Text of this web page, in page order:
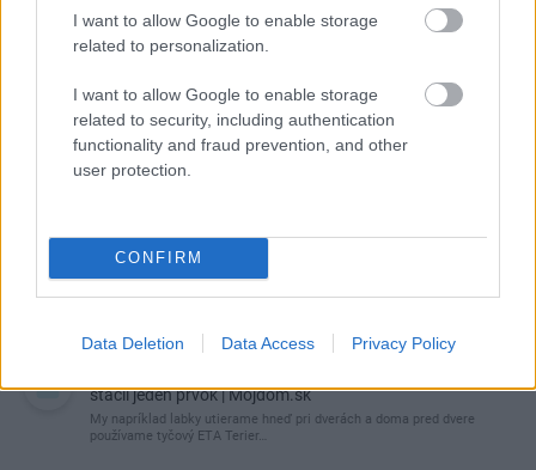
I want to allow Google to enable storage
related to personalization.
I want to allow Google to enable storage
related to security, including authentication
functionality and fraud prevention, and other
user protection.
CONFIRM
Data Deletion Data Access Privacy Policy
Najnovšie príspevky
stačil jeden prvok | Môjdom.sk
My napríklad labky utierame hneď pri dverách a doma pred dvere
používame tyčový ETA Terier…